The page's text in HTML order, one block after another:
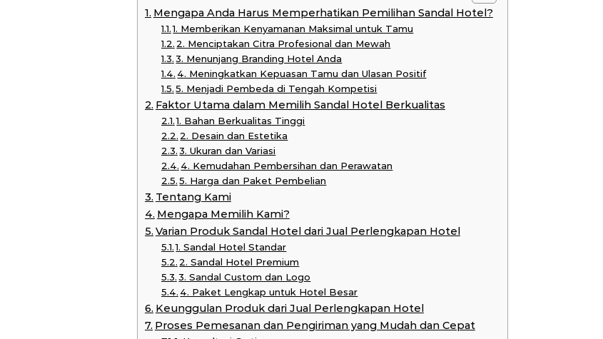
Mengapa Anda Harus Memperhatikan Pemilihan Sandal Hotel?
1. Memberikan Kenyamanan Maksimal untuk Tamu
2. Menciptakan Citra Profesional dan Mewah
3. Menunjang Branding Hotel Anda
4. Meningkatkan Kepuasan Tamu dan Ulasan Positif
5. Menjadi Pembeda di Tengah Kompetisi
Faktor Utama dalam Memilih Sandal Hotel Berkualitas
1. Bahan Berkualitas Tinggi
2. Desain dan Estetika
3. Ukuran dan Variasi
4. Kemudahan Pembersihan dan Perawatan
5. Harga dan Paket Pembelian
Tentang Kami
Mengapa Memilih Kami?
Varian Produk Sandal Hotel dari Jual Perlengkapan Hotel
1. Sandal Hotel Standar
2. Sandal Hotel Premium
3. Sandal Custom dan Logo
4. Paket Lengkap untuk Hotel Besar
Keunggulan Produk dari Jual Perlengkapan Hotel
Proses Pemesanan dan Pengiriman yang Mudah dan Cepat